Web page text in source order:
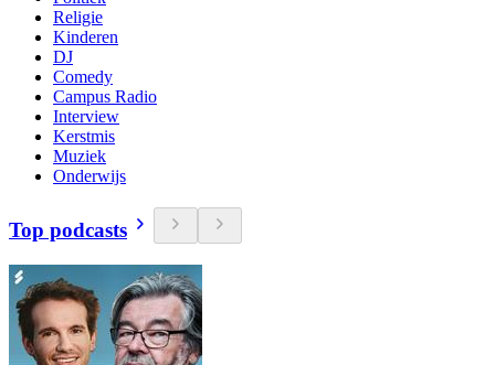
Religie
Kinderen
DJ
Comedy
Campus Radio
Interview
Kerstmis
Muziek
Onderwijs
Top podcasts